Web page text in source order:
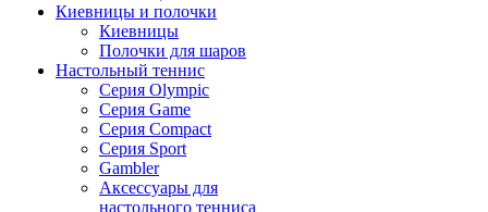
Киевницы и полочки
Киевницы
Полочки для шаров
Настольный теннис
Серия Olympic
Серия Game
Серия Compact
Серия Sport
Gambler
Аксессуары для
настольного тенниса